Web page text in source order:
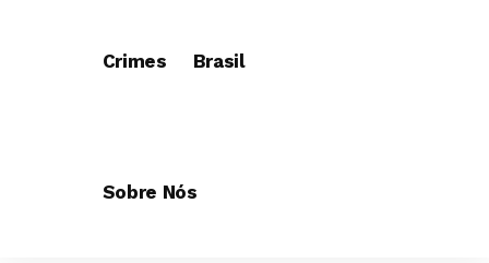
Crimes Brasil
Sobre Nós